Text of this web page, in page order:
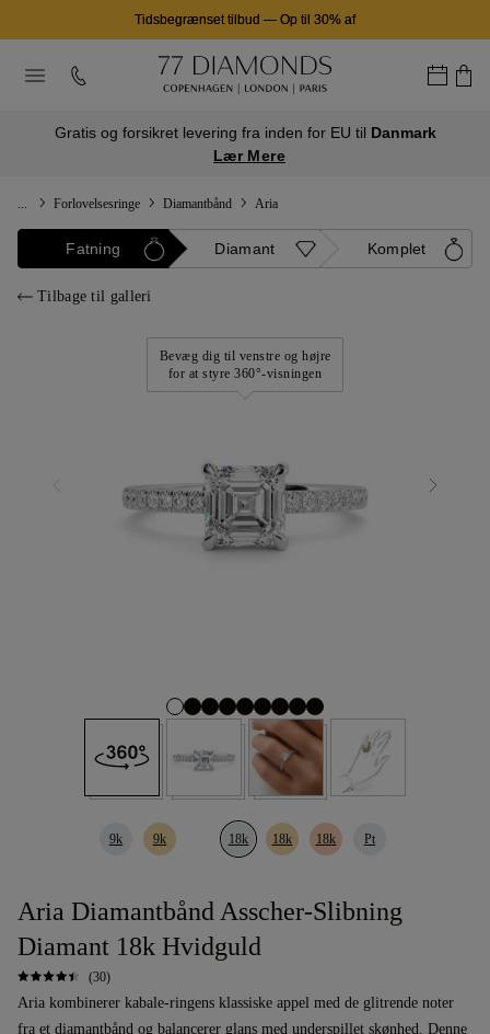
Tidsbegrænset tilbud — Op til 30% af
Gratis og forsikret levering fra inden for EU til Danmark
Lær Mere
Forlovelsesringe Diamantbånd Aria
Fatning Diamant Komplet
Tilbage til galleri
Bevæg dig til venstre og højre
for at styre 360°-visningen
9k 9k 18k 18k 18k Pt
Aria Diamantbånd Asscher-Slibning
Diamant 18k Hvidguld
(30)
Aria kombinerer kabale-ringens klassiske appel med de glitrende noter
fra et diamantbånd og balancerer glans med underspillet skønhed. Denne